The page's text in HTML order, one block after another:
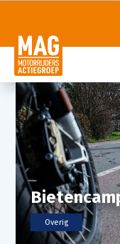
Overig